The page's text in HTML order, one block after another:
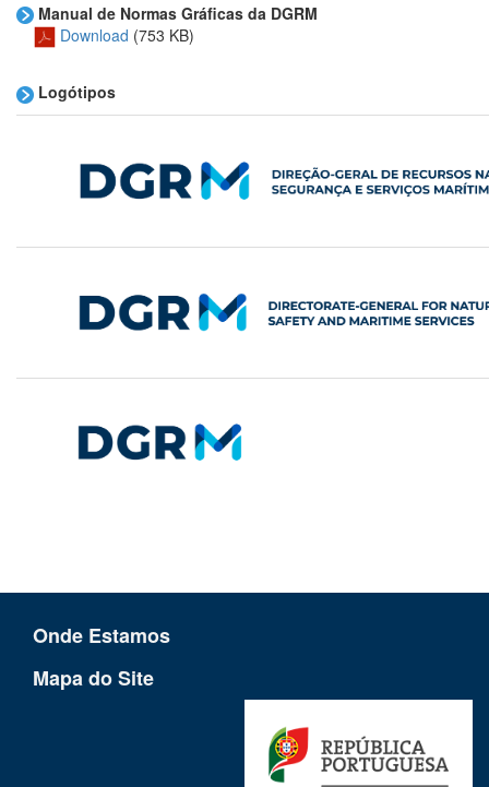
Manual de Normas Gráficas da DGRM
Download (753 KB)
Logótipos
Onde Estamos
Mapa do Site